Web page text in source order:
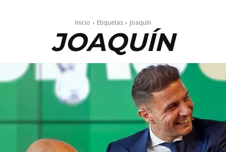
Inicio Etiquetas Joaquín
JOAQUÍN